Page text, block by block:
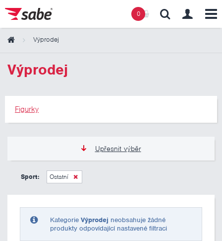
0
Výprodej
Výprodej
Figurky
Upřesnit výběr
275 Kč
Sport: Ostatní
Kategorie Výprodej neobsahuje žádné
produkty odpovídající nastavené filtraci
Obsah košíku